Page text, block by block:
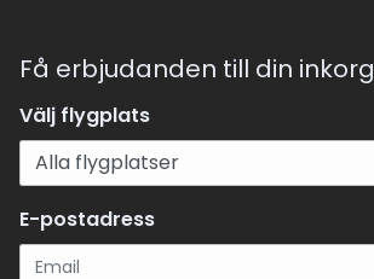
Få erbjudanden till din inkorg
Välj flygplats
E-postadress